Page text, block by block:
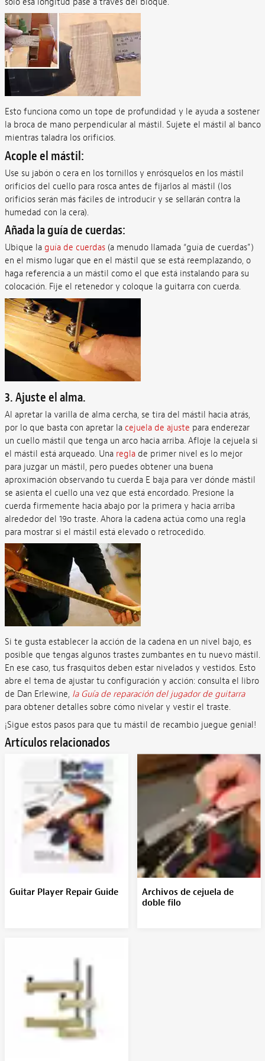
Esto funciona como un tope de profundidad y le ayuda a sostener
la broca de mano perpendicular al mástil. Sujete el mástil al banco
mientras taladra los orificios.
Acople el mástil:
Use su jabón o cera en los tornillos y enrósquelos en los mástil
orificios del cuello para rosca antes de fijarlos al mástil (los
orificios serán más fáciles de introducir y se sellarán contra la
humedad con la cera).
Añada la guía de cuerdas:
Ubique la guía de cuerdas(a menudo llamada “guía de cuerdas”)
en el mismo lugar que en el mástil que se está reemplazando, o
haga referencia a un mástil como el que está instalando para su
colocación. Fije el retenedor y coloque la guitarra con cuerda.
3. Ajuste el alma.
Al apretar la varilla de alma cercha, se tira del mástil hacia atrás,
por lo que basta con apretar la cejuela de ajuste para enderezar
un cuello mástil que tenga un arco hacia arriba. Afloje la cejuela si
el mástil está arqueado. Una reglade primer nivel es lo mejor
para juzgar un mástil, pero puedes obtener una buena
aproximación observando tu cuerda E baja para ver dónde mástil
se asienta el cuello una vez que está encordado. Presione la
cuerda firmemente hacia abajo por la primera y hacia arriba
alrededor del 19o traste. Ahora la cadena actúa como una regla
para mostrar si el mástil está elevado o retrocedido.
Si te gusta establecer la acción de la cadena en un nivel bajo, es
posible que tengas algunos trastes zumbantes en tu nuevo mástil.
En ese caso, tus frasquitos deben estar nivelados y vestidos. Esto
abre el tema de ajustar tu configuración y acción: consulta el libro
de Dan Erlewine, la Guía de reparación del jugador de guitarra
para obtener detalles sobre cómo nivelar y vestir el traste.
¡Sigue estos pasos para que tu mástil de recambio juegue genial!
Artículos relacionados
Guitar Player Repair Guide
Archivos de cejuela de
doble filo